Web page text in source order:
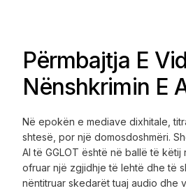
Përmbajtja E
Nënshkrimin E
Në epokën e mediave dixhitale,
shtesë, por një domosdoshmëri.
AI të GGLOT është në ballë të
ofruar një zgjidhje të lehtë dhe të
nëntitruar skedarët tuaj audio dhe